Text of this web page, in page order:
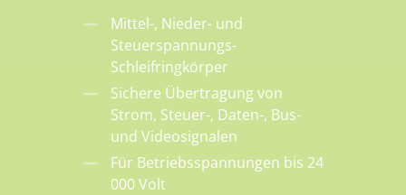
Mittel-, Nieder- und
Steuerspannungs-
Schleifringkörper
Sichere Übertragung von
Strom, Steuer-, Daten-, Bus-
und Videosignalen
Für Betriebsspannungen bis 24
000 Volt